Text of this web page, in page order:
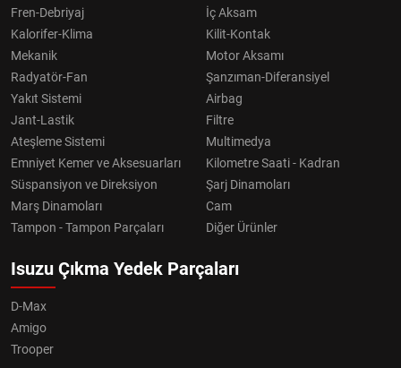
Fren-Debriyaj
İç Aksam
Kalorifer-Klima
Kilit-Kontak
Mekanik
Motor Aksamı
Radyatör-Fan
Şanzıman-Diferansiyel
Yakıt Sistemi
Airbag
Jant-Lastik
Filtre
Ateşleme Sistemi
Multimedya
Emniyet Kemer ve Aksesuarları
Kilometre Saati - Kadran
Süspansiyon ve Direksiyon
Şarj Dinamoları
Marş Dinamoları
Cam
Tampon - Tampon Parçaları
Diğer Ürünler
Isuzu Çıkma Yedek Parçaları
D-Max
Amigo
Trooper